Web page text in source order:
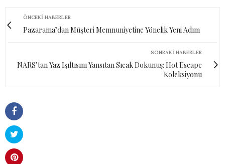
ÖNCEKI HABERLER
Pazarama’dan Müşteri Memnuniyetine Yönelik Yeni Adım
SONRAKI HABERLER
NARS’tan Yaz Işıltısını Yansıtan Sıcak Dokunuş: Hot Escape
Koleksiyonu